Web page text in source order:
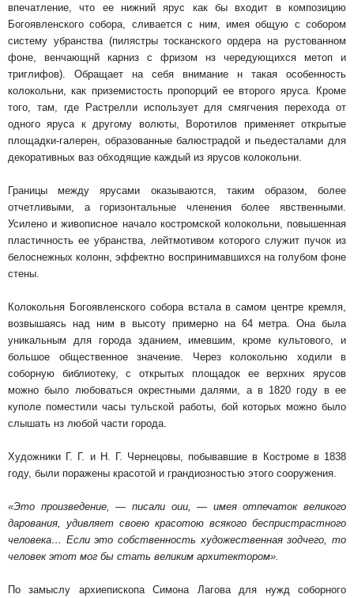
впечатление, что ее нижний ярус как бы входит в композицию
Богоявленского собора, сливается с ним, имея общую с собором
систему убранства (пилястры тосканского ордера на рустованном
фоне, венчающнй карниз с фризом нз чередую­щихся метоп и
триглифов). Обращает на себя внимание н такая особенность
колокольни, как приземистость пропорций ее второго яруса. Кро­ме
того, там, где Растрелли использует для смягчения перехода от
одного яруса к другому волюты, Воротилов применяет открытые
площадки-галерен, образованные балюстрадой и пьедесталами для
декоративных ваз обходя­щие каждый из ярусов колокольни.
Границы между ярусами оказываются, таким образом, более
отчетливыми, а горизонтальные членения более явственными.
Усилено и живописное на­чало костромской колокольни, повышенная
пла­стичность ее убранства, лейтмотивом которого служит пучок из
белоснежных колонн, эффект­но воспринимавшихся на голубом фоне
стены.
Колокольня Богоявленского собора встала в самом центре кремля,
возвышаясь над ним в вы­соту примерно на 64 метра. Она была
уникаль­ным для города зданием, имевшим, кроме куль­тового, и
большое общественное значение. Через колокольню ходили в
соборную библиотеку, с открытых площадок ее верхних ярусов
можно было любоваться окрестными далями, а в 1820 го­ду в ее
куполе поместили часы тульской работы, бой которых можно было
слышать нз любой части города.
Художники Г. Г. и Н. Г. Чернецовы, побывавшие в Костроме в 1838
году, были поражены красотой и грандиозностью этого сооруже­ния.
«Это произведение, — писали оии, — имея отпечаток великого
дарования, удивляет своею красотою всякого беспристрастного
человека… Если это собственность художественная зодчего, то
человек этот мог бы стать великим архитек­тором».
По замыслу архиепископа Симона Лагова для нужд соборного